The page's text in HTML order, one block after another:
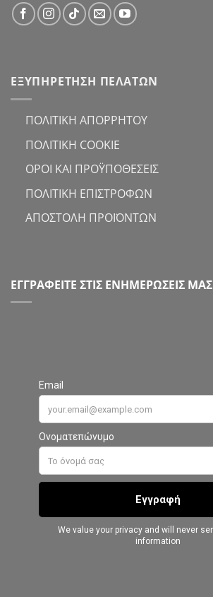
ΕΞΥΠΗΡΕΤΗΣΗ ΠΕΛΑΤΩΝ
ΠΟΛΙΤΙΚΗ ΑΠΟΡΡΗΤΟΥ
ΠΟΛΙΤΙΚΗ COOKIE
ΟΡΟΙ ΚΑΙ ΠΡΟΫΠΟΘΕΣΕΙΣ
ΠΟΛΙΤΙΚΗ ΕΠΙΣΤΡΟΦΩΝ
ΑΠΟΣΤΟΛΗ ΠΡΟΪΟΝΤΩΝ
ΕΓΓΡΑΦΕΙΤΕ ΣΤΙΣ ΕΝΗΜΕΡΩΣΕΙΣ ΜΑΣ